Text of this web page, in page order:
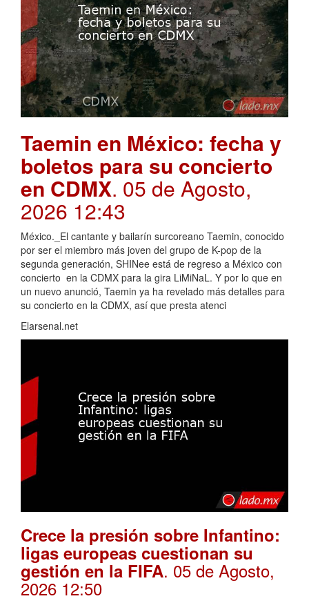
Taemin en México: fecha y
boletos para su concierto
en CDMX. 05 de Agosto,
2026 12:43
México._El cantante y bailarín surcoreano Taemin, conocido
por ser el miembro más joven del grupo de K-pop de la
segunda generación, SHINee está de regreso a México con
concierto en la CDMX para la gira LiMiNaL. Y por lo que en
un nuevo anunció, Taemin ya ha revelado más detalles para
su concierto en la CDMX, así que presta atenci
Elarsenal.net
Crece la presión sobre Infantino:
ligas europeas cuestionan su
gestión en la FIFA. 05 de Agosto,
2026 12:50